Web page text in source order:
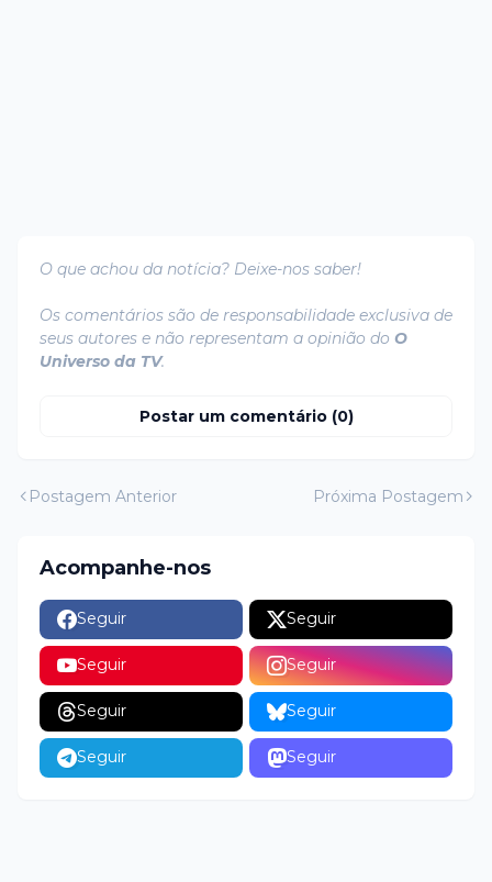
O que achou da notícia? Deixe-nos saber!
Os comentários são de responsabilidade exclusiva de
seus autores e não representam a opinião do O
Universo da TV.
Postar um comentário (0)
Postagem Anterior Próxima Postagem
Acompanhe-nos
Seguir Seguir
Seguir Seguir
Seguir Seguir
Seguir Seguir